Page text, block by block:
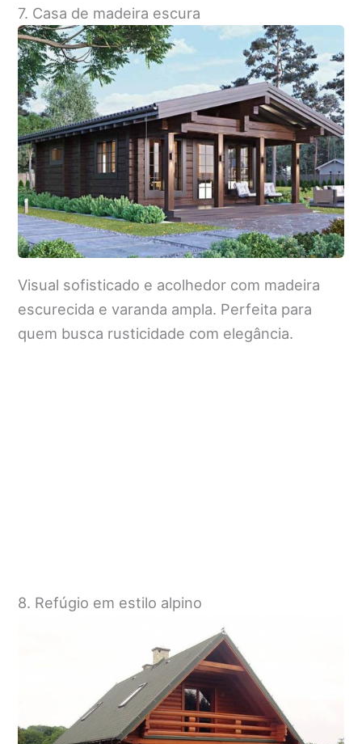
7. Casa de madeira escura
Visual sofisticado e acolhedor com madeira
escurecida e varanda ampla. Perfeita para
quem busca rusticidade com elegância.
8. Refúgio em estilo alpino